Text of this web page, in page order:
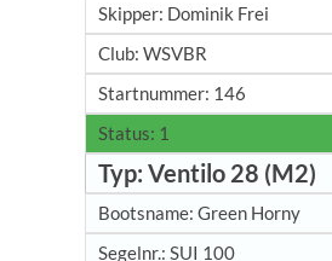
Dominik Frei
WSVBR
146
1
Ventilo 28 (M2)
Green Horny
SUI 100